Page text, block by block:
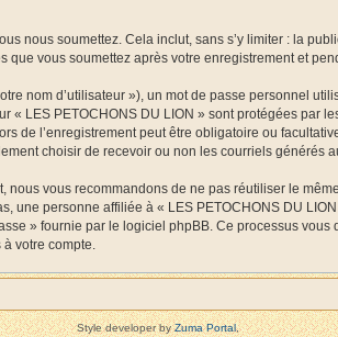
nous soumettez. Cela inclut, sans s’y limiter : la
vous soumettez après votre enregistrement et
nom d’utilisateur »), un mot de passe personnel
LES PETOCHONS DU LION » sont protégées par
de l’enregistrement peut être obligatoire ou
choisir de recevoir ou non les courriels générés
vous recommandons de ne pas réutiliser le
une personne affiliée à « LES PETOCHONS DU
» fournie par le logiciel phpBB. Ce processus
votre compte.
Style developer byZuma Portal,